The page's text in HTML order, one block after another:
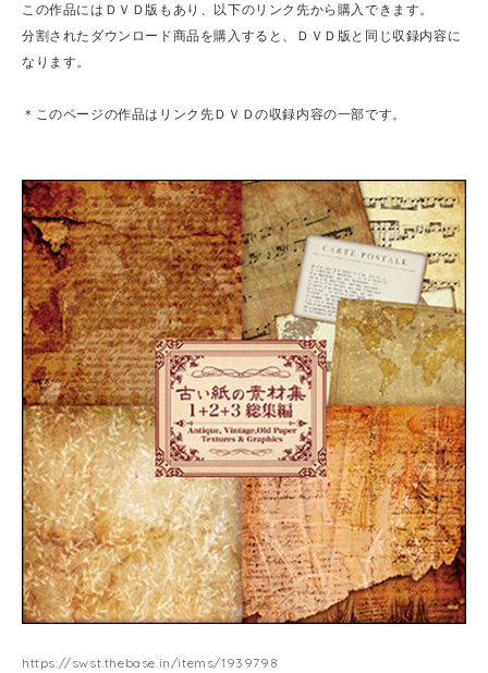
この作品にはＤＶＤ版もあり、以下のリンク先から購入できます。
分割されたダウンロード商品を購入すると、ＤＶＤ版と同じ収録内容に
なります。
＊このページの作品はリンク先ＤＶＤの収録内容の一部です。
https://swst.thebase.in/items/1939798